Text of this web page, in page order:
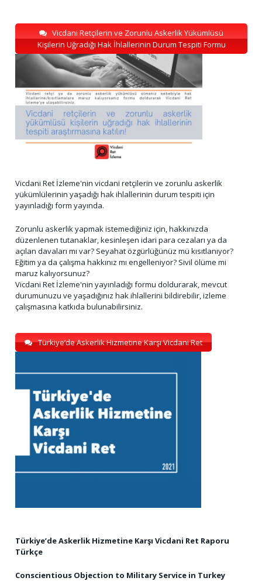
Vicdani Retçilerin ve Zorunlu Askerlik Yükümlüsü
Kişilerin Uğradığı Hak İhlallerinin Durum Tespiti Formu
Vicdani Ret İzleme'nin vicdani retçilerin ve zorunlu askerlik
yükümlülerinin yaşadığı hak ihlallerinin durum tespiti için
yayınladığı form yayında.
Zorunlu askerlik yapmak istemediğiniz için, hakkınızda
düzenlenen tutanaklar, kesinleşen idari para cezaları ya da
açılan davaları mı var? Seyahat özgürlüğünüz mü kısıtlanıyor?
Eğitim ya da çalışma hakkınız mı engelleniyor? Sivil ölüme mi
maruz kalıyorsunuz?
Vicdani Ret İzleme'nin yayınladığı formu doldurarak, mevcut
durumunuzu ve yaşadığınız hak ihlallerini bildirebilir, izleme
çalışmasına katkıda bulunabilirsiniz.
Türkiye’de Askerlik Hizmetine Karşı Vicdani Ret
Türkiye’de Askerlik Hizmetine Karşı Vicdani Ret Raporu
Türkçe
Conscientious Objection to Military Service in Turkey